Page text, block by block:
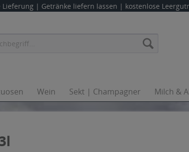
Lieferung | Getränke liefern lassen | kostenlose
Wein Sekt | Champagner Milch &